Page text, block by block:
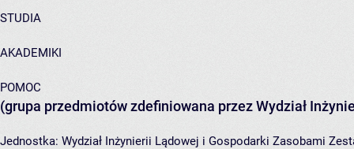
STUDIA
AKADEMIKI
POMOC
(grupa przedmiotów zdefiniowana przez Wydział
Jednostka: Wydział Inżynierii Lądowej i Gospodarki Zasobami